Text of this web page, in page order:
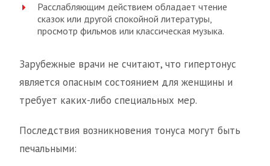
Расслабляющим действием обладает чтение
сказок или другой спокойной литературы,
просмотр фильмов или классическая музыка.
Зарубежные врачи не считают, что гипертонус
является опасным состоянием для женщины и
требует каких-либо специальных мер.
Последствия возникновения тонуса могут быть
печальными: